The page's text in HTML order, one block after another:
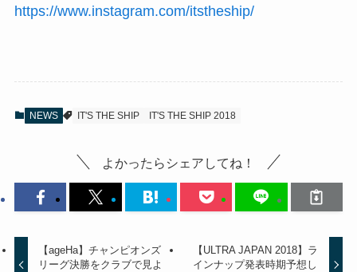
https://www.instagram.com/itstheship/
NEWS IT'S THE SHIP IT'S THE SHIP 2018
よかったらシェアしてね！
【ageHa】チャンピオンズ
リーグ決勝をクラブで見よ
【ULTRA JAPAN 2018】ラ
インナップ発表時期予想し